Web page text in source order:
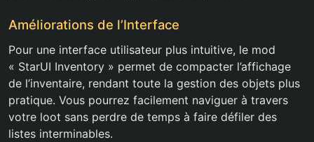
Améliorations de l’Interface
Pour une interface utilisateur plus intuitive, le mod
« StarUI Inventory » permet de compacter l’affichage
de l’inventaire, rendant toute la gestion des objets plus
pratique. Vous pourrez facilement naviguer à travers
votre loot sans perdre de temps à faire défiler des
listes interminables.